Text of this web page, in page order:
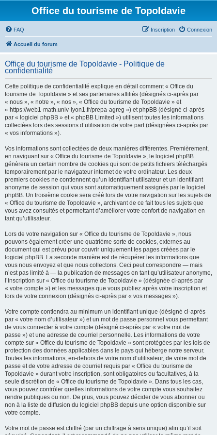
Office du tourisme de Topoldavie
FAQ Connexion
Inscription
Accueil du forum
Office du tourisme de Topoldavie - Politique de
confidentialité
Cette politique de confidentialité explique en détail comment « Office du
tourisme de Topoldavie » et ses partenaires affiliés (désignés ci-après par
« nous », « notre », « nos », « Office du tourisme de Topoldavie » et
« https://web1-math.univ-lyon1.fr/prepa-agreg ») et phpBB (désigné ci-après
par « logiciel phpBB » et « phpBB Limited ») utilisent toutes les informations
collectées lors des sessions d’utilisation de votre part (désignées ci-après par
« vos informations »).
Vos informations sont collectées de deux manières différentes. Premièrement,
en naviguant sur « Office du tourisme de Topoldavie », le logiciel phpBB
génèrera un certain nombre de cookies qui sont de petits fichiers téléchargés
temporairement par le navigateur internet de votre ordinateur. Les deux
premiers cookies ne contiennent qu’un identifiant utilisateur et un identifiant
anonyme de session qui vous sont automatiquement assignés par le logiciel
phpBB. Un troisième cookie sera créé lors de votre navigation sur les sujets de
« Office du tourisme de Topoldavie », archivant de ce fait tous les sujets que
vous avez consultés et permettant d’améliorer votre confort de navigation en
tant qu’utilisateur.
Lors de votre navigation sur « Office du tourisme de Topoldavie », nous
pouvons également créer une quatrième sorte de cookies, externes au
document qui est prévu pour couvrir uniquement les pages créées par le
logiciel phpBB. La seconde manière est de récupérer les informations que
vous nous envoyez et que nous collectons. Ceci peut correspondre — mais
n’est pas limité à — la publication de messages en tant qu’utilisateur anonyme,
l’inscription sur « Office du tourisme de Topoldavie » (désignée ci-après par
« votre compte ») et les messages que vous publiez après votre inscription et
lors de votre connexion (désignés ci-après par « vos messages »).
Votre compte contiendra au minimum un identifiant unique (désigné ci-après
par « votre nom d’utilisateur ») et un mot de passe personnel vous permettant
de vous connecter à votre compte (désigné ci-après par « votre mot de
passe ») et une adresse de courriel personnelle. Les informations de votre
compte sur « Office du tourisme de Topoldavie » sont protégées par les lois de
protection des données applicables dans le pays qui héberge notre serveur.
Toutes les informations, en-dehors de votre nom d’utilisateur, de votre mot de
passe et de votre adresse de courriel requis par « Office du tourisme de
Topoldavie » durant votre inscription, sont obligatoires ou facultatives, à la
seule discrétion de « Office du tourisme de Topoldavie ». Dans tous les cas,
vous pouvez contrôler quelles informations de votre compte vous souhaitez
rendre publiques ou non. De plus, vous pouvez décider de vous abonner ou
non à la liste de diffusion du logiciel phpBB depuis une option disponible sur
votre compte.
Votre mot de passe est chiffré (par un chiffrage à sens unique) afin qu’il soit